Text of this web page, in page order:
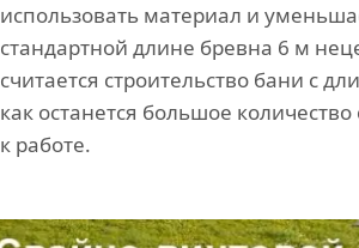
использовать материал и
стандартной длине бревна 6 м
считается строительство бани с
как останется большое
к работе.